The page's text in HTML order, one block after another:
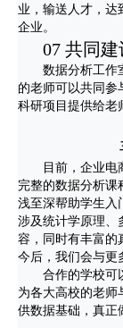
业，输送人才，达
企业。
07 共同
数据分析工作
的老师可以共同参
科研项目提供给老
目前，企业
完整的数据分析课
浅至深帮助学生入
涉及统计学原理、
容，同时有丰富的
今后，我们会与更
合作的学校可
为各大高校的老师
供数据基础，真正